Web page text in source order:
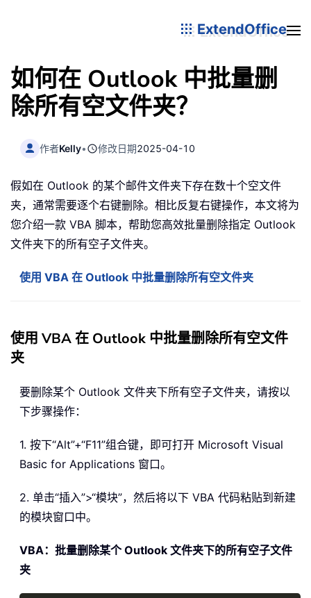
ExtendOffice
如何在 Outlook 中批量删
除所有空文件夹？
作者Kelly• 修改日期2025-04-10
假如在 Outlook 的某个邮件文件夹下存在数十个空文件
夹，通常需要逐个右键删除。相比反复右键操作，本文将为
您介绍一款 VBA 脚本，帮助您高效批量删除指定 Outlook
文件夹下的所有空子文件夹。
使用 VBA 在 Outlook 中批量删除所有空文件夹
使用 VBA 在 Outlook 中批量删除所有空文件
夹
要删除某个 Outlook 文件夹下所有空子文件夹，请按以
下步骤操作：
1. 按下“Alt”+“F11”组合键，即可打开 Microsoft Visual
Basic for Applications 窗口。
2. 单击“插入”>“模块”，然后将以下 VBA 代码粘贴到新建
的模块窗口中。
VBA：批量删除某个 Outlook 文件夹下的所有空子文件
夹